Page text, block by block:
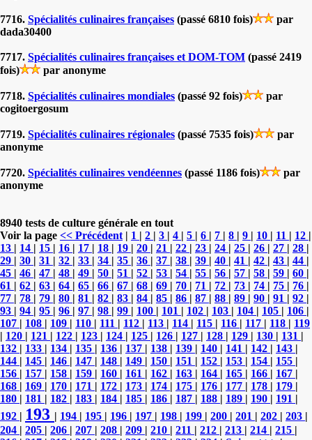
7716. Spécialités culinaires françaises (passé 6810 fois)
par
dada30400
7717. Spécialités culinaires françaises et DOM-TOM (passé 2419
fois)
par anonyme
7718. Spécialités culinaires mondiales (passé 92 fois)
par
cogitoergosum
7719. Spécialités culinaires régionales (passé 7535 fois)
par
anonyme
7720. Spécialités culinaires vendéennes (passé 1186 fois)
par
anonyme
8940 tests de culture générale en tout
Voir la page << Précédent | 1 | 2 | 3 | 4 | 5 | 6 | 7 | 8 | 9 | 10 | 11 | 12 |
13 | 14 | 15 | 16 | 17 | 18 | 19 | 20 | 21 | 22 | 23 | 24 | 25 | 26 | 27 | 28 |
29 | 30 | 31 | 32 | 33 | 34 | 35 | 36 | 37 | 38 | 39 | 40 | 41 | 42 | 43 | 44 |
45 | 46 | 47 | 48 | 49 | 50 | 51 | 52 | 53 | 54 | 55 | 56 | 57 | 58 | 59 | 60 |
61 | 62 | 63 | 64 | 65 | 66 | 67 | 68 | 69 | 70 | 71 | 72 | 73 | 74 | 75 | 76 |
77 | 78 | 79 | 80 | 81 | 82 | 83 | 84 | 85 | 86 | 87 | 88 | 89 | 90 | 91 | 92 |
93 | 94 | 95 | 96 | 97 | 98 | 99 | 100 | 101 | 102 | 103 | 104 | 105 | 106 |
107 | 108 | 109 | 110 | 111 | 112 | 113 | 114 | 115 | 116 | 117 | 118 | 119
| 120 | 121 | 122 | 123 | 124 | 125 | 126 | 127 | 128 | 129 | 130 | 131 |
132 | 133 | 134 | 135 | 136 | 137 | 138 | 139 | 140 | 141 | 142 | 143 |
144 | 145 | 146 | 147 | 148 | 149 | 150 | 151 | 152 | 153 | 154 | 155 |
156 | 157 | 158 | 159 | 160 | 161 | 162 | 163 | 164 | 165 | 166 | 167 |
168 | 169 | 170 | 171 | 172 | 173 | 174 | 175 | 176 | 177 | 178 | 179 |
180 | 181 | 182 | 183 | 184 | 185 | 186 | 187 | 188 | 189 | 190 | 191 |
192 | 193 | 194 | 195 | 196 | 197 | 198 | 199 | 200 | 201 | 202 | 203 |
204 | 205 | 206 | 207 | 208 | 209 | 210 | 211 | 212 | 213 | 214 | 215 |